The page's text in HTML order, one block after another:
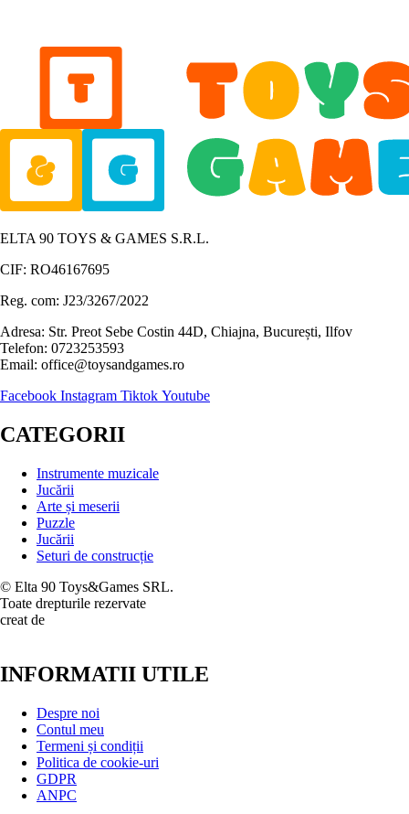
ELTA 90 TOYS & GAMES S.R.L.
CIF: RO46167695
Reg. com: J23/3267/2022
Adresa: Str. Preot Sebe Costin 44D, Chiajna, București, Ilfov
Telefon: 0723253593
Email: office@toysandgames.ro
Facebook Instagram Tiktok Youtube
CATEGORII
Instrumente muzicale
Jucării
Arte și meserii
Puzzle
Jucării
Seturi de construcție
© Elta 90 Toys&Games SRL.
Toate drepturile rezervate
creat de
INFORMATII UTILE
Despre noi
Contul meu
Termeni și condiții
Politica de cookie-uri
GDPR
ANPC